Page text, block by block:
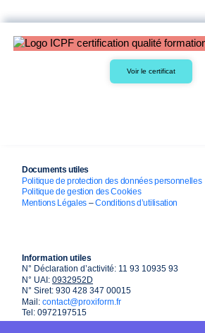
Voir le certificat
Documents utiles
Politique de protection des données personnelles
Politique de gestion des Cookies
Mentions Légales –Conditions d’utilisation
Information utiles
N° Déclaration d’activité: 11 93 10935 93
N° UAI: 0932952D
N° Siret: 930 428 347 00015
Mail: contact@proxiform.fr
Tel: 0972197515